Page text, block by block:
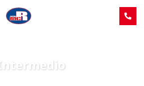
Intermedio